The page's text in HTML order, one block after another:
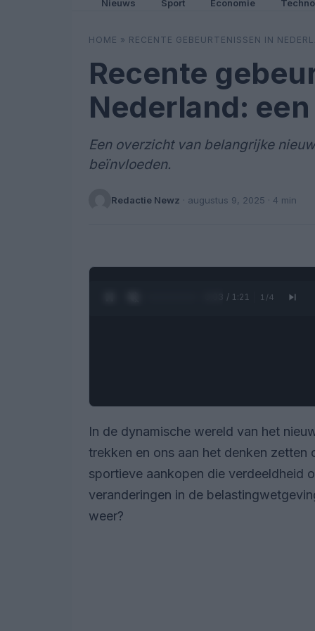
Nieuws Sport Economie
HOME » RECENTE GEBEURTENISSEN IN
Recente
Nederland:
Een overzicht van belangrijke
beïnvloeden.
Redactie Newz · augustus 9, 2025 · 4 min
0:04 / 1:21 1 /4
In de dynamische wereld van het
trekken en ons aan het denken zetten
sportieve aankopen die verdeeldheid
veranderingen in de
weer?